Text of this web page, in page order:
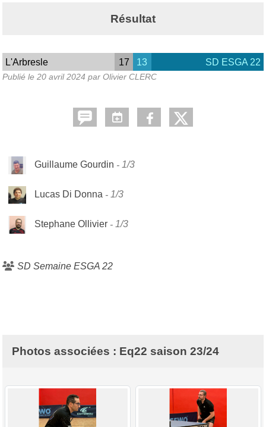
Résultat
L'Arbresle 17 13 SD ESGA 22
Publié le 20 avril 2024 par Olivier CLERC
Guillaume Gourdin 1/3
Lucas Di Donna 1/3
Stephane Ollivier 1/3
SD Semaine ESGA 22
Photos associées : Eq22 saison 23/24